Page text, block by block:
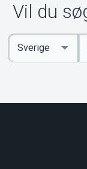
Vil du
Indtast
søgeord
Select
Country